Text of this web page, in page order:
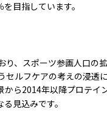
目指しています。
、スポーツ参画人口の
ルフケアの考えの浸透
ら2014年以降プロテイ
る見込みです。